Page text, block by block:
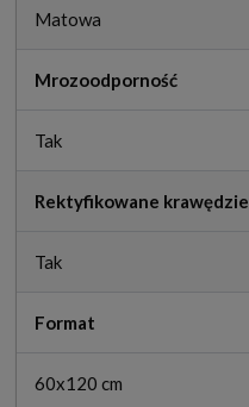
Matowa
Mrozoodporność
Tak
Rektyfikowane krawędzie
Tak
Format
60x120 cm